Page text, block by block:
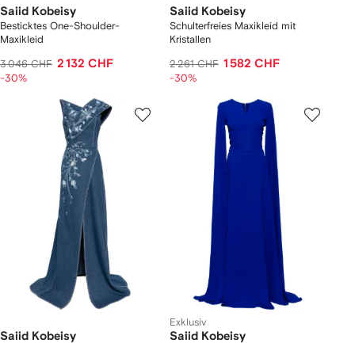
Saiid Kobeisy
Besticktes One-Shoulder-
Maxikleid
3 046 CHF 2 132 CHF
-30%
Saiid Kobeisy
Schulterfreies Maxikleid mit
Kristallen
2 261 CHF 1 582 CHF
-30%
Saiid Kobeisy
Exklusiv
Saiid Kobeisy